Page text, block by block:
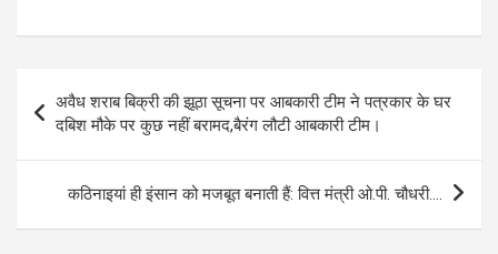
ce
b
o
o
k
se
n
g
er
at
s
A
p
p
e
a
m
ail py
Li
n
k
ar
Post
navigation
अवैध शराब बिक्री की झूठा सूचना पर आबकारी टीम ने पत्रकार के घर
दबिश मौके पर कुछ नहीं बरामद,बैरंग लौटी आबकारी टीम।
कठिनाइयां ही इंसान को मजबूत बनाती हैं: वित्त मंत्री ओ.पी. चौधरी….